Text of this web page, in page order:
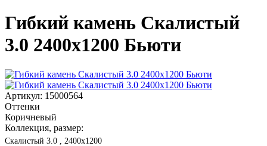
Гибкий камень Скалистый
3.0 2400x1200 Бьюти
Артикул: 15000564
Оттенки
Коричневый
Коллекция, размер:
Скалистый 3.0 , 2400x1200